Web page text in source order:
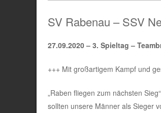
SV Rabenau – SSV
27.09.2020 – 3. Spieltag –
+++ Mit großartigem Kampf und
„Raben fliegen zum nächsten
sollten unsere Männer als Sieger